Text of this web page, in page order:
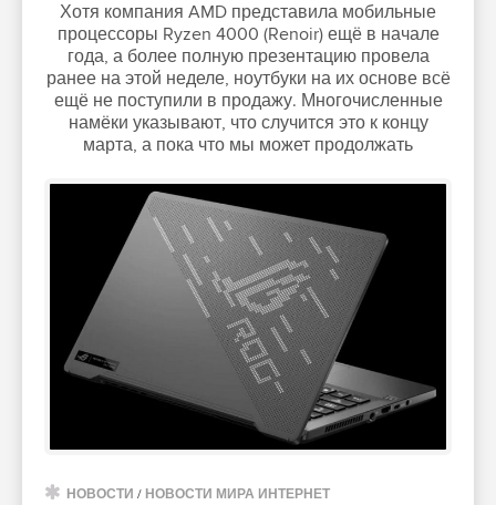
Хотя компания AMD представила мобильные
процессоры Ryzen 4000 (Renoir) ещё в начале
года, а более полную презентацию провела
ранее на этой неделе, ноутбуки на их основе всё
ещё не поступили в продажу. Многочисленные
намёки указывают, что случится это к концу
марта, а пока что мы может продолжать
НОВОСТИ / НОВОСТИ МИРА ИНТЕРНЕТ